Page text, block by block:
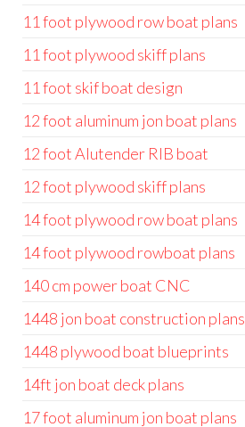
11 foot plywood row boat plans
11 foot plywood skiff plans
11 foot skif boat design
12 foot aluminum jon boat plans
12 foot Alutender RIB boat
12 foot plywood skiff plans
14 foot plywood row boat plans
14 foot plywood rowboat plans
140 cm power boat CNC
1448 jon boat construction plans
1448 plywood boat blueprints
14ft jon boat deck plans
17 foot aluminum jon boat plans